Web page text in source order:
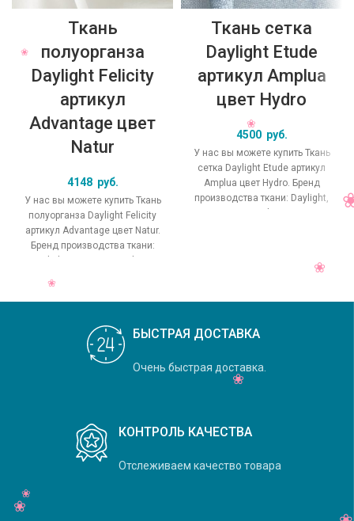
Ткань
полуорганза
Daylight Felicity
артикул
Advantage цвет
Natur
4148 руб.
У нас вы можете купить Ткань
полуорганза Daylight Felicity
артикул Advantage цвет Natur.
Бренд производства ткани:
Daylight, коллекция Felicity,
Ткань сетка
Daylight Etude
артикул Amplua
цвет Hydro
4500 руб.
У нас вы можете купить Ткань
сетка Daylight Etude артикул
Amplua цвет Hydro. Бренд
производства ткани: Daylight,
коллекция Etude, основной
БЫСТРАЯ ДОСТАВКА
Очень быстрая доставка.
КОНТРОЛЬ КАЧЕСТВА
Отслеживаем качество товара